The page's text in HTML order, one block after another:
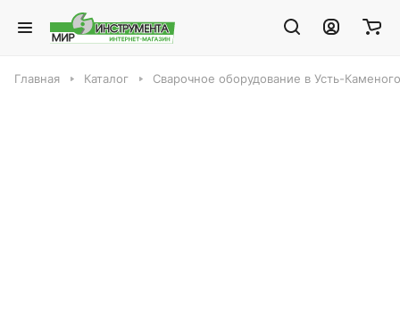
Главная Каталог Сварочное оборудование в Усть-